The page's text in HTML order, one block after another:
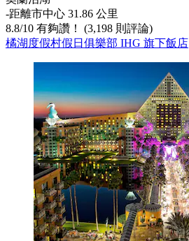
‐距離市中心 31.86 公里
8.8/10 有夠讚！ (3,198 則評論)
橘湖度假村假日俱樂部 IHG 旗下飯店